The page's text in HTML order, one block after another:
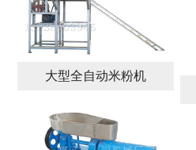
大型全自动米粉机